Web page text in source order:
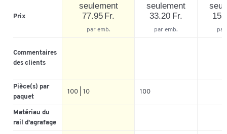
Prix
seulement
77.95 Fr.
par emb.
seulement
33.20 Fr.
par emb. par
Commentaires
des clients
Pièce(s) par
paquet
100 | 10 100
Matériau du
rail d'agrafage